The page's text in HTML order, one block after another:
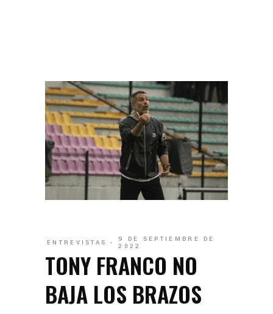
ENTREVISTAS
9 DE SEPTIEMBRE DE
2022
TONY FRANCO NO
BAJA LOS BRAZOS